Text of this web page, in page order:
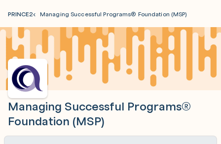
PRINCE2 Managing Successful Programs® Foundation (MSP)
Managing Successful Programs®
Foundation (MSP)